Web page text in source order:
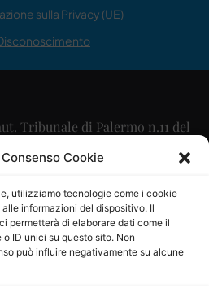
Cookie
utilizziamo tecnologie come i cookie
informazioni del dispositivo. Il
permetterà di elaborare dati come il
ID unici su questo sito. Non
può influire negativamente su alcune
sulla Privacy (UE)
Tribunale di Palermo n.11 del
09/2015
Maurizio Scaglione
Maria Calabrese